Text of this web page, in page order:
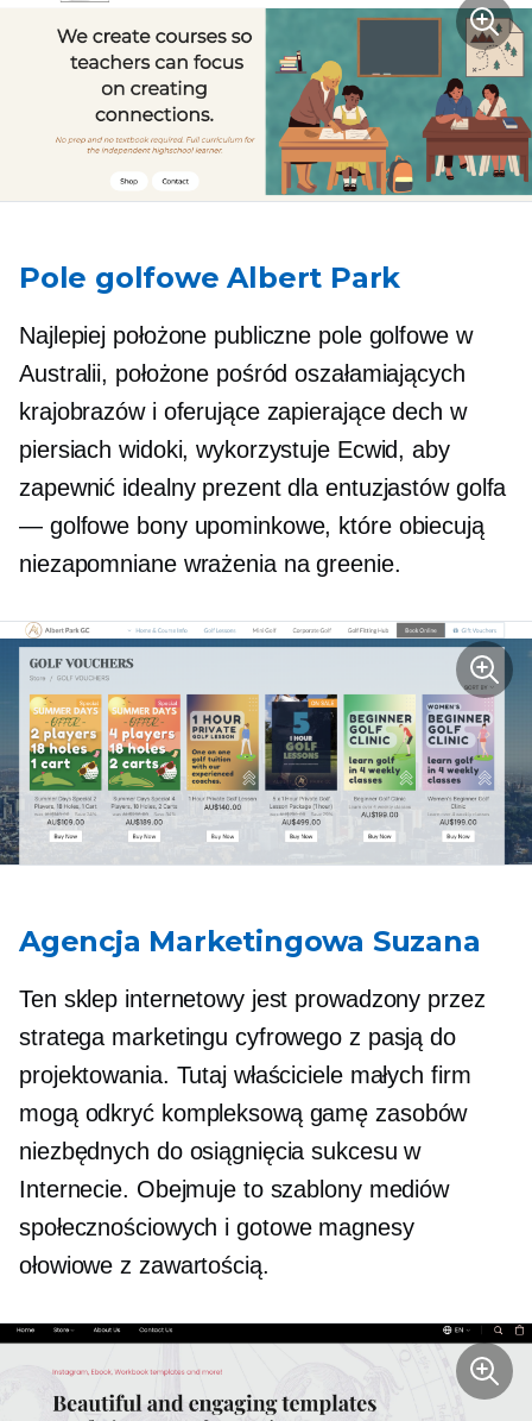
Pole golfowe Albert Park
Najlepiej położone publiczne pole golfowe w
Australii, położone pośród oszałamiających
krajobrazów i oferujące zapierające dech w
piersiach widoki, wykorzystuje Ecwid, aby
zapewnić idealny prezent dla entuzjastów golfa
— golfowe bony upominkowe, które obiecują
niezapomniane wrażenia na greenie.
Agencja Marketingowa Suzana
Ten sklep internetowy jest prowadzony przez
stratega marketingu cyfrowego z pasją do
projektowania. Tutaj właściciele małych firm
mogą odkryć kompleksową gamę zasobów
niezbędnych do osiągnięcia sukcesu w
Internecie. Obejmuje to szablony mediów
społecznościowych i gotowemagnesy
ołowiowe z zawartością.